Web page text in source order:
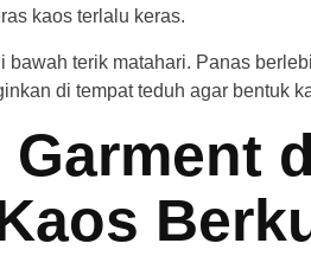
kaos terlalu keras.
terik matahari. Panas
di tempat teduh agar bentuk